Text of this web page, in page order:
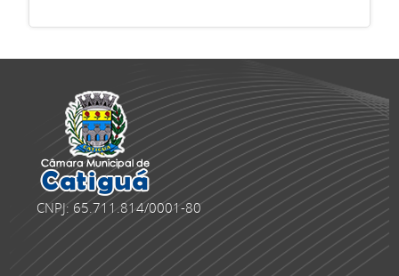
CNPJ: 65.711.814/0001-80